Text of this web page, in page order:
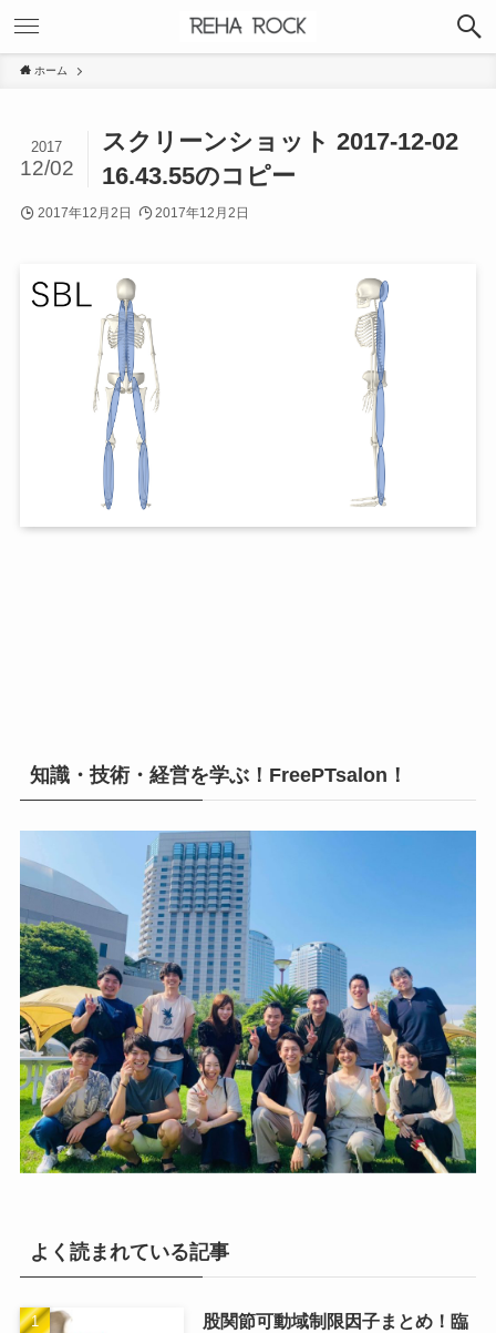
ホーム
スクリーンショット 2017-12-02
16.43.55のコピー
2017
12/02
2017年12月2日 2017年12月2日
知識・技術・経営を学ぶ！FreePTsalon！
よく読まれている記事
股関節可動域制限因子まとめ！臨